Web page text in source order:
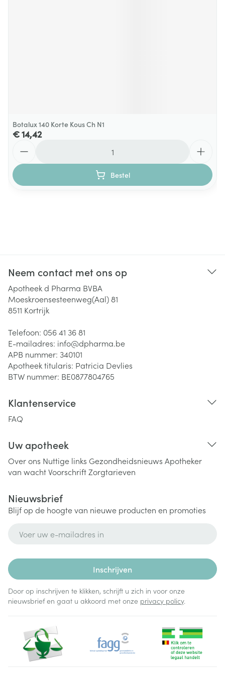
Botalux 140 Korte Kous Ch N1
€ 14,42
Bestel
Neem contact met ons op
Apotheek d Pharma BVBA
Moeskroensesteenweg(Aal) 81
8511 Kortrijk
Telefoon: 056 41 36 81
E-mailadres: info@dpharma.be
APB nummer: 340101
Apotheek titularis: Patricia Devlies
BTW nummer: BE0877804765
Klantenservice
FAQ
Uw apotheek
Over ons Nuttige links Gezondheidsnieuws Apotheker
van wachtVoorschriftZorgtarieven
Nieuwsbrief
Blijf op de hoogte van nieuwe producten en promoties
Inschrijven
Door op inschrijven te klikken, schrijft u zich in voor onze
nieuwsbrief en gaat u akkoord met onze privacy policy.